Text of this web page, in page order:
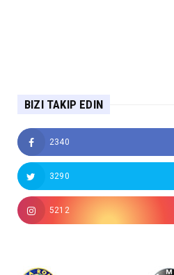
BIZI TAKIP EDIN
2340
3290
5212